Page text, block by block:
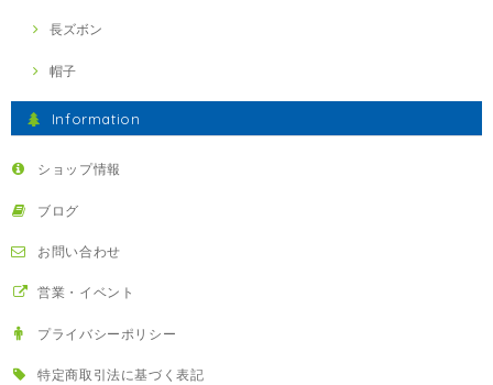
長ズボン
帽子
Information
ショップ情報
ブログ
お問い合わせ
営業・イベント
プライバシーポリシー
特定商取引法に基づく表記